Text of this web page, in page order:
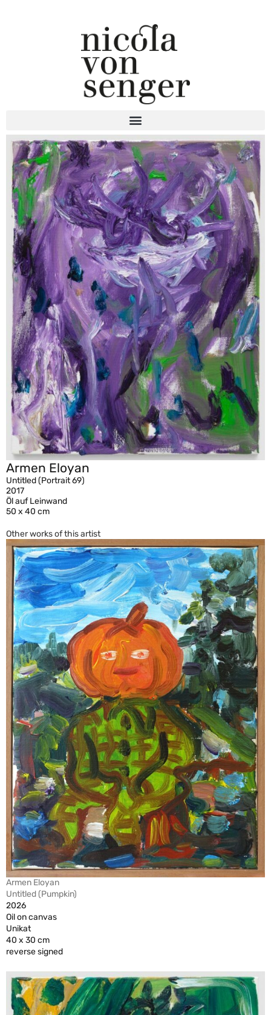
Armen Eloyan
Untitled (Portrait 69)
2017
Öl auf Leinwand
50 x 40 cm
Other works of this artist
Armen Eloyan
Untitled (Pumpkin)
2026
Oil on canvas
Unikat
40 x 30 cm
reverse signed